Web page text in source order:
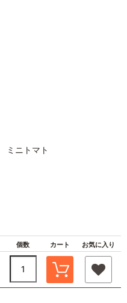
ニトマト
個数 カート お気に入り